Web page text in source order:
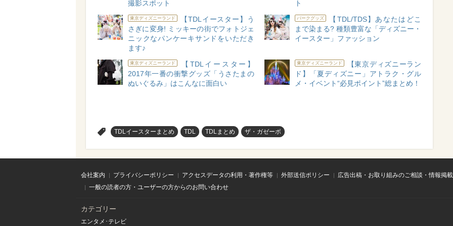
撮影スポット
ト
東京ディズニーランド
【TDLイースター】う
さぎに変身! ミッキーの街でフォトジェ
ニックなパンケーキサンドをいただき
ます♪
パークグッズ
【TDL/TDS】あなたはどこ
まで染まる? 種類豊富な「ディズニー・
イースター」ファッション
東京ディズニーランド
【TDLイースター】
2017年一番の衝撃グッズ「うさたまの
ぬいぐるみ」はこんなに面白い
東京ディズニーランド
【東京ディズニーラン
ド】「夏ディズニー」アトラク・グル
メ・イベント“必見ポイント”総まとめ！
TDLイースターまとめ TDL TDLまとめ ザ・ガゼーボ
会社案内 プライバシーポリシー アクセスデータの利用・著作権等 外部送信ポリシー
広告出稿・お取り組みのご相談・情報掲
一般の読者の方・ユーザーの方からのお問い合わせ
カテゴリー
エンタメ･テレビ